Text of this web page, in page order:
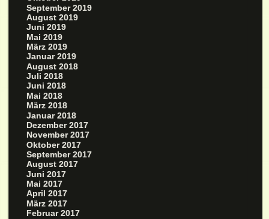
September 2019
August 2019
Juni 2019
Mai 2019
März 2019
Januar 2019
August 2018
Juli 2018
Juni 2018
Mai 2018
März 2018
Januar 2018
Dezember 2017
November 2017
Oktober 2017
September 2017
August 2017
Juni 2017
Mai 2017
April 2017
März 2017
Februar 2017